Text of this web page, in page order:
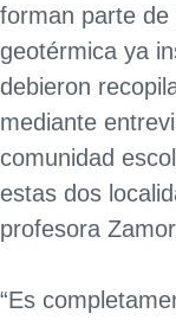
forman parte de
geotérmica ya
debieron
mediante
comunidad
estas dos
profesora
“Es